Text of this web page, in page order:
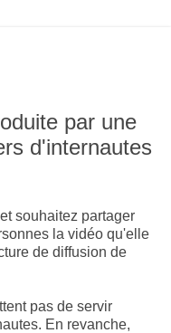
par une
d'internautes
souhaitez partager
la vidéo qu'elle
de diffusion de
pas de servir
En revanche,